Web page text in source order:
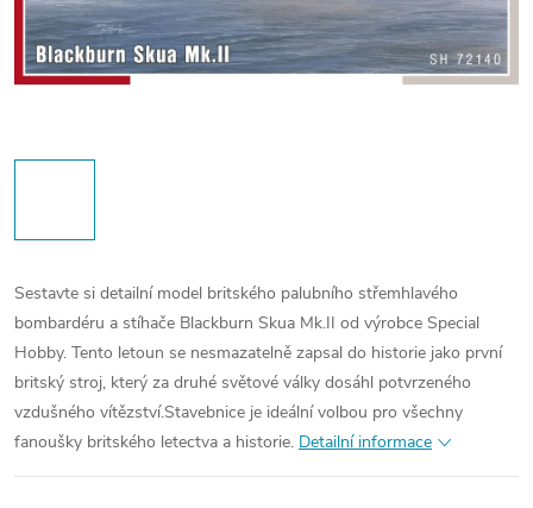
Sestavte si detailní model britského palubního střemhlavého
bombardéru a stíhače Blackburn Skua Mk.II od výrobce Special
Hobby. Tento letoun se nesmazatelně zapsal do historie jako první
britský stroj, který za druhé světové války dosáhl potvrzeného
vzdušného vítězství.Stavebnice je ideální volbou pro všechny
fanoušky britského letectva a historie. Detailní informace